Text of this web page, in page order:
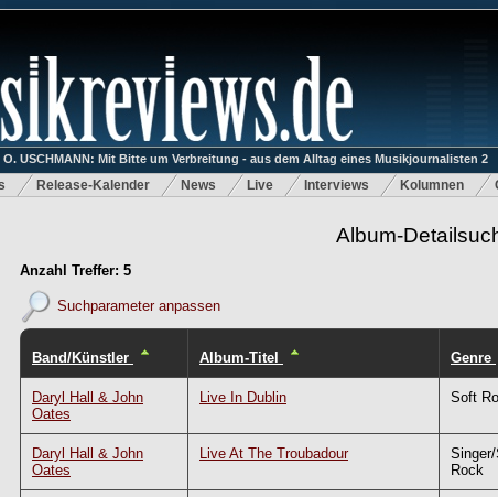
USCHMANN: Mit Bitte um Verbreitung - aus dem Alltag eines Musikjournalisten 2
Release-Kalender News Live Interviews Kolumnen
Album-
Anzahl Treffer: 5
Suchparameter anpassen
Band/Künstler Album-Titel Genre
Daryl Hall & John
Oates
Live In Dublin Soft
Daryl Hall & John
Oates
Live At The Troubadour
Rock